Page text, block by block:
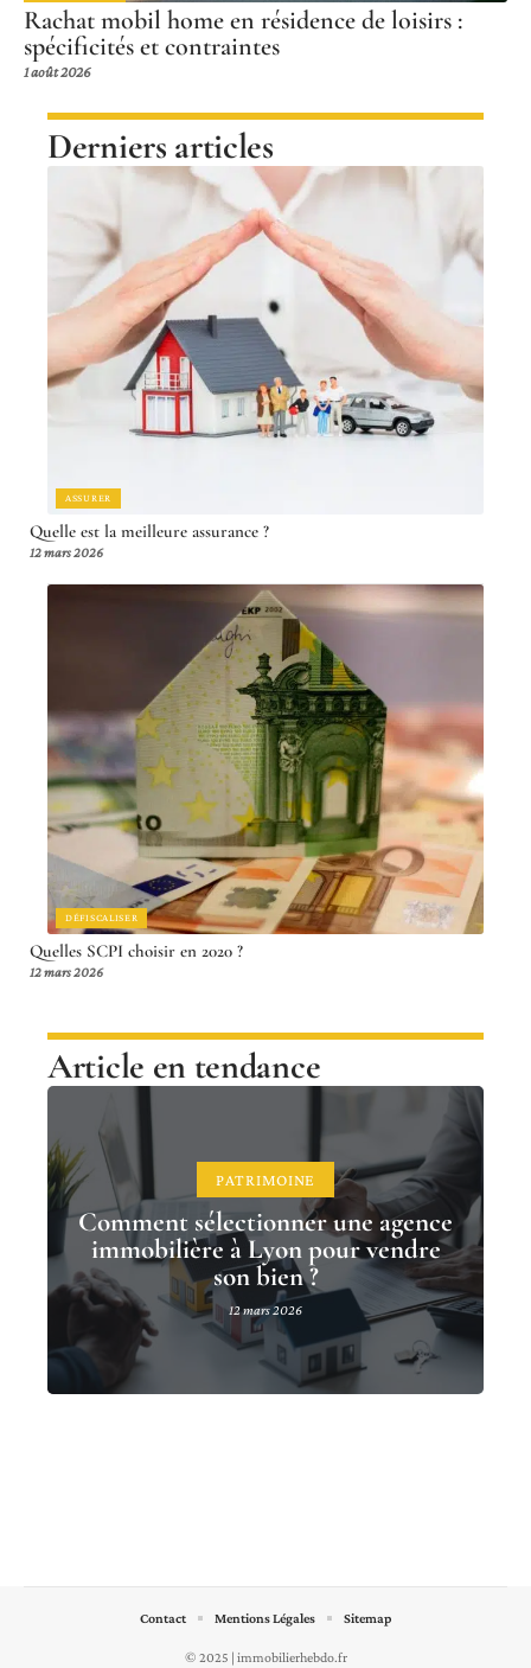
Rachat mobil home en résidence de loisirs :
spécificités et contraintes
1 août 2026
Derniers articles
ASSURER
Quelle est la meilleure assurance ?
12 mars 2026
DÉFISCALISER
Quelles SCPI choisir en 2020 ?
12 mars 2026
Article en tendance
PATRIMOINE
Comment sélectionner une agence
immobilière à Lyon pour vendre
son bien ?
12 mars 2026
© 2025 | immobilierhebdo.fr
Contact Mentions Légales Sitemap